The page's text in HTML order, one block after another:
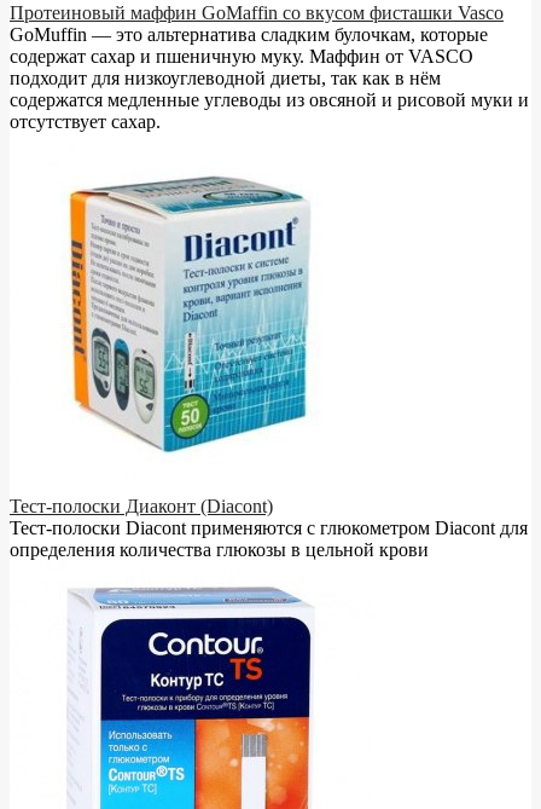
Протеиновый маффин GoMaffin со вкусом фисташки Vasco
GoMuffin — это альтернатива сладким булочкам, которые
содержат сахар и пшеничную муку. Маффин от VASCO
подходит для низкоуглеводной диеты, так как в нём
содержатся медленные углеводы из овсяной и рисовой муки и
отсутствует сахар.
Тест-полоски Диаконт (Diacont)
Тест-полоски Diacont применяются с глюкометром Diacont для
определения количества глюкозы в цельной крови